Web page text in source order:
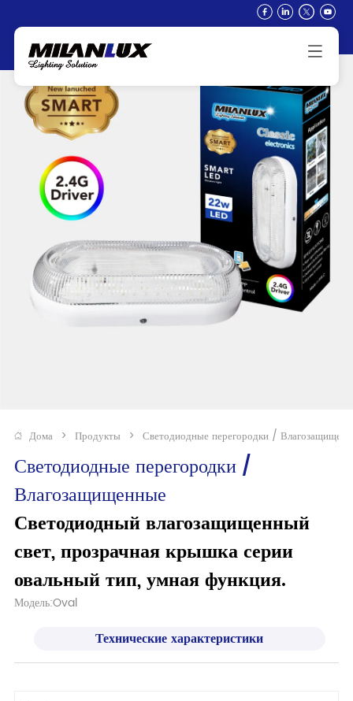
Дома > Продукты > Светодиодные перегородки /
Светодиодные перегородки /
Влагозащищенные
Светодиодный влагозащищенный
свет, прозрачная крышка серии
овальный тип, умная функция.
Модель:Oval
Технические характеристики